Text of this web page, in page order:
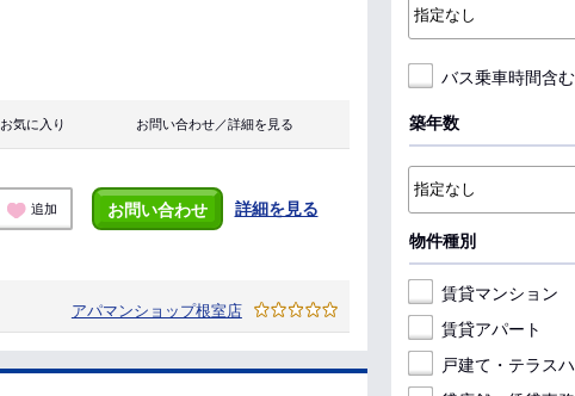
お気に入り お問い合わせ／詳細を見る
追加 お問い合わせ 詳細を見る
アパマンショップ根室店
バス乗車時間含む
築年数
物件種別
賃貸マンション
賃貸アパート
戸建て・テラス